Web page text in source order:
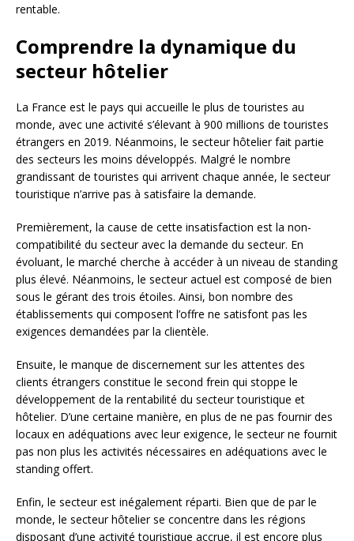
rentable.
Comprendre la dynamique du
secteur hôtelier
La France est le pays qui accueille le plus de touristes au
monde, avec une activité s’élevant à 900 millions de touristes
étrangers en 2019. Néanmoins, le secteur hôtelier fait partie
des secteurs les moins développés. Malgré le nombre
grandissant de touristes qui arrivent chaque année, le secteur
touristique n’arrive pas à satisfaire la demande.
Premièrement, la cause de cette insatisfaction est la non-
compatibilité du secteur avec la demande du secteur. En
évoluant, le marché cherche à accéder à un niveau de standing
plus élevé. Néanmoins, le secteur actuel est composé de bien
sous le gérant des trois étoiles. Ainsi, bon nombre des
établissements qui composent l’offre ne satisfont pas les
exigences demandées par la clientèle.
Ensuite, le manque de discernement sur les attentes des
clients étrangers constitue le second frein qui stoppe le
développement de la rentabilité du secteur touristique et
hôtelier. D’une certaine manière, en plus de ne pas fournir des
locaux en adéquations avec leur exigence, le secteur ne fournit
pas non plus les activités nécessaires en adéquations avec le
standing offert.
Enfin, le secteur est inégalement réparti. Bien que de par le
monde, le secteur hôtelier se concentre dans les régions
disposant d’une activité touristique accrue, il est encore plus